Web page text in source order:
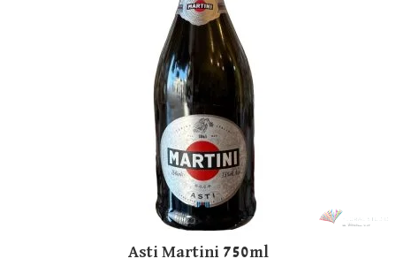
Asti Martini 750ml